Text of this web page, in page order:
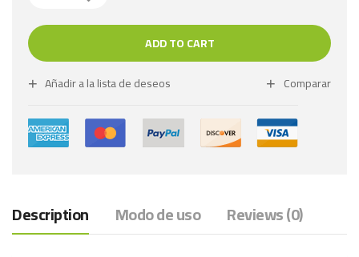
ADD TO CART
Añadir a la lista de deseos
Comparar
Description Modo de uso Reviews (0)